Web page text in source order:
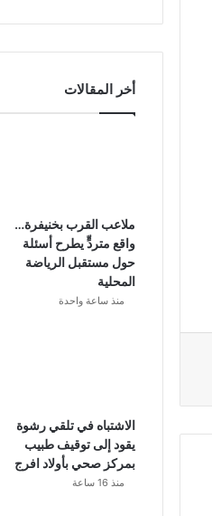
أخر المقالات
ملاعب القرب بخنيفرة…
واقع متردٍّ يطرح أسئلة
حول مستقبل الرياضة
المحلية
منذ ساعة واحدة
الاشتباه في تلقي رشوة
يقود إلى توقيف طبيب
بمركز صحي بأولاد افرج
منذ 16 ساعة